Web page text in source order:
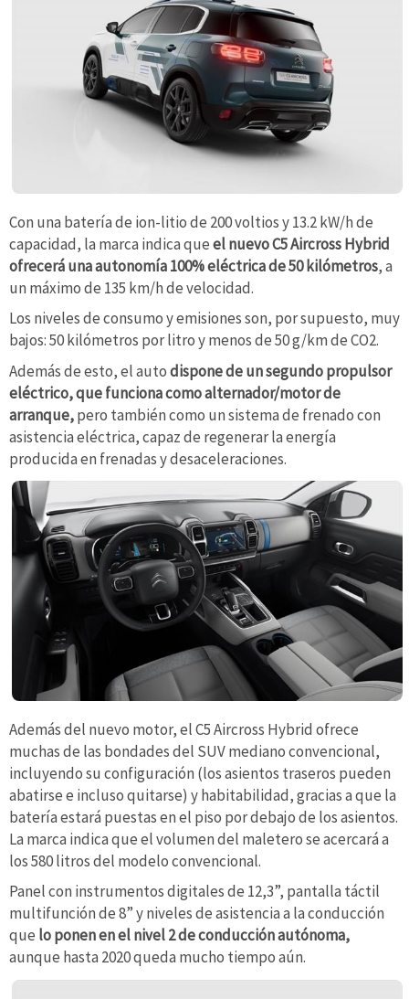
Con una batería de ion-litio de 200 voltios y 13.2 kW/h de
capacidad, la marca indica queel nuevo C5 Aircross Hybrid
ofrecerá una autonomía 100% eléctrica de 50 kilómetros, a
un máximo de 135 km/h de velocidad.
Los niveles de consumo y emisiones son, por supuesto, muy
bajos: 50 kilómetros por litro y menos de 50 g/km de CO2.
Además de esto, el autodispone de un segundo propulsor
eléctrico, que funciona como alternador/motor de
arranque,pero también como un sistema de frenado con
asistencia eléctrica, capaz de regenerar la energía
producida en frenadas y desaceleraciones.
Además del nuevo motor, el C5 Aircross Hybrid ofrece
muchas de las bondades del SUV mediano convencional,
incluyendo su configuración (los asientos traseros pueden
abatirse e incluso quitarse) y habitabilidad, gracias a que la
batería estará puestas en el piso por debajo de los asientos.
La marca indica que el volumen del maletero se acercará a
los 580 litros del modelo convencional.
Panel con instrumentos digitales de 12,3”, pantalla táctil
multifunción de 8” y niveles de asistencia a la conducción
que lo ponen en el nivel 2 de conducción autónoma,
aunque hasta 2020 queda mucho tiempo aún.